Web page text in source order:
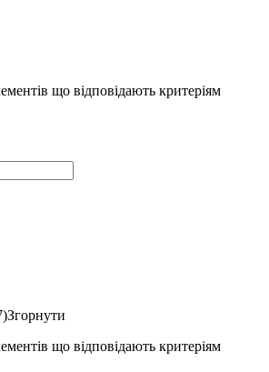
що відповідають критеріям
Згорнути
що відповідають критеріям